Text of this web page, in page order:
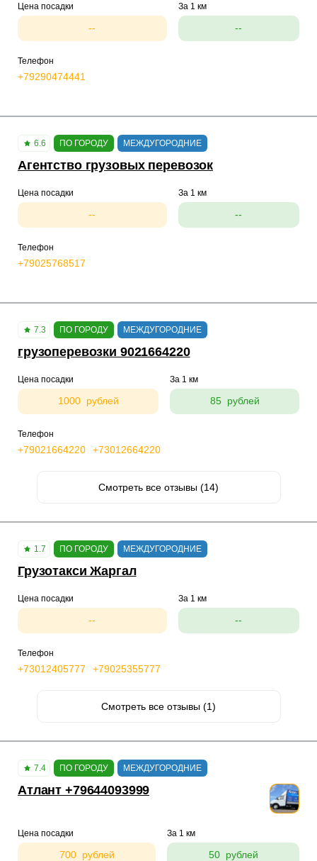
Цена посадки
--
За 1 км
--
Телефон
+79290474441
6.6 ПО ГОРОДУ МЕЖДУГОРОДНИЕ
Агентство грузовых перевозок
Цена посадки
--
За 1 км
--
Телефон
+79025768517
7.3 ПО ГОРОДУ МЕЖДУГОРОДНИЕ
грузоперевозки 9021664220
Цена посадки
1000 рублей
За 1 км
85 рублей
Телефон
+79021664220 +73012664220
Смотреть все отзывы (14)
1.7 ПО ГОРОДУ МЕЖДУГОРОДНИЕ
Грузотакси Жаргал
Цена посадки
--
За 1 км
--
Телефон
+73012405777 +79025355777
Смотреть все отзывы (1)
7.4 ПО ГОРОДУ МЕЖДУГОРОДНИЕ
Атлант +79644093999
Цена посадки
700 рублей
За 1 км
50 рублей